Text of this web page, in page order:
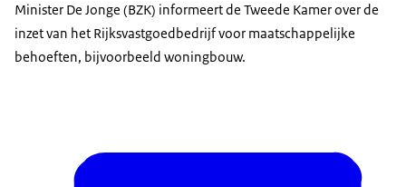
Minister De Jonge (BZK) informeert de Tweede Kamer over de
inzet van het Rijksvastgoedbedrijf voor maatschappelijke
behoeften, bijvoorbeeld woningbouw.